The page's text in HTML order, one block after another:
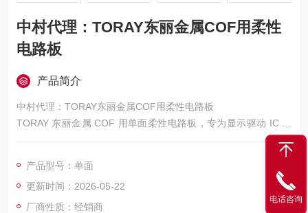
中村代理：TORAY东丽金属COF用柔性
电路板
产品简介
中村代理：TORAY东丽金属COF用柔性电路板
TORAY 东丽金属 COF 用单面柔性电路板，专为显示驱动 IC 的
COF 封装设计，核心是超薄、高柔、超精细、耐高温、适配卷对
产品型号：单面
更新时间：2026-05-22
厂商性质：经销商
电话咨询